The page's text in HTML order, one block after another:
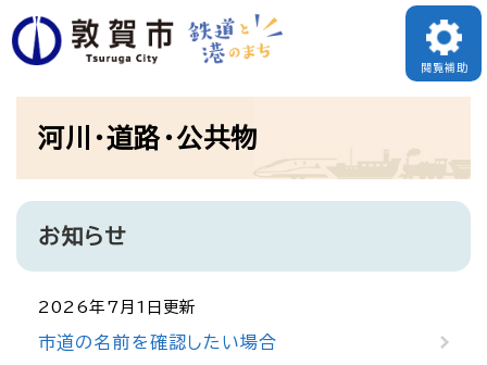
ペ
ー
頭
す
閲覧補助
河川・道路・公共物
お知らせ
2026年7月1日更新
市道の名前を確認したい場合